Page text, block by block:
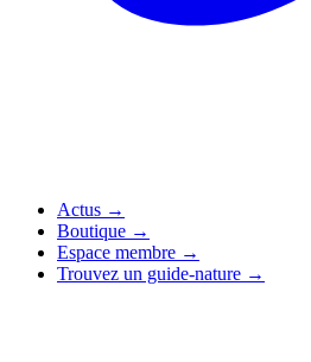
Actus →
Boutique →
Espace membre →
Trouvez un guide-nature →